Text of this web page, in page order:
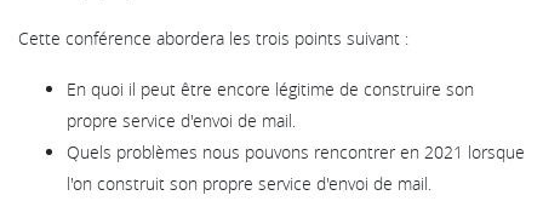
Cette conférence abordera les trois points suivant :
En quoi il peut être encore légitime de construire son
propre service d'envoi de mail.
Quels problèmes nous pouvons rencontrer en 2021 lorsque
l'on construit son propre service d'envoi de mail.